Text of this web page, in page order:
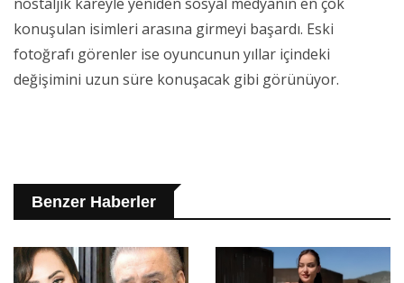
konuşulan isimleri arasına girmeyi başardı. Eski
fotoğrafı görenler ise oyuncunun yıllar içindeki
değişimini uzun süre konuşacak gibi görünüyor.
Benzer Haberler